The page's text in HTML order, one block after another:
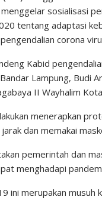
sosialisasi
tentang adaptasi
corona
Kabid
Lampung, Budi
II Wayhalim
menerapkan
dan memakai
pemerintah dan
menghadapi
ini merupakan musuh